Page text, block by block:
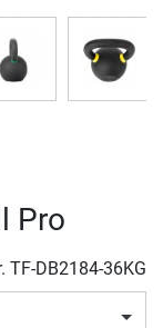
Pro
TF-DB2184-36KG